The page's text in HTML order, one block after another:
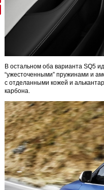
В остальном оба варианта SQ5
“ужесточенными” пружинами и
с отделанными кожей и
карбона.